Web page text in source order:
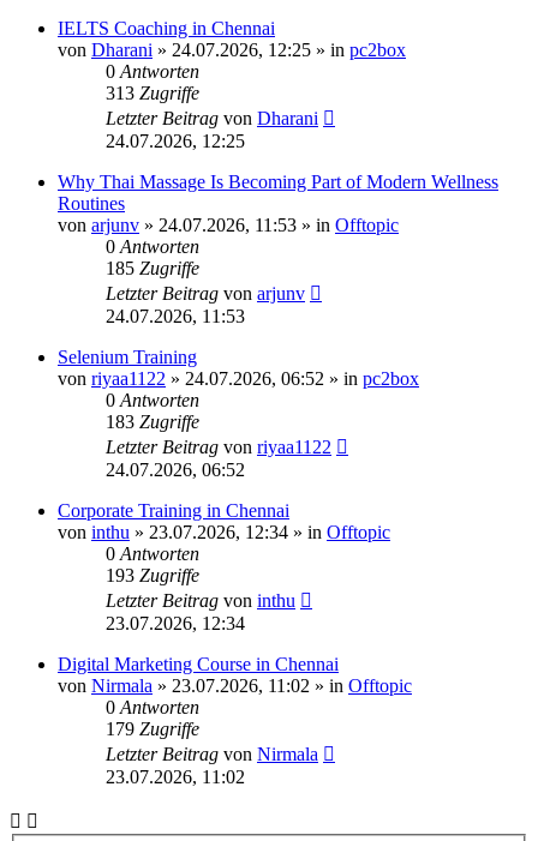
IELTS Coaching in Chennai
von Dharani » 24.07.2026, 12:25 » in pc2box
0 Antworten
313 Zugriffe
Letzter Beitrag von Dharani
24.07.2026, 12:25
Why Thai Massage Is Becoming Part of Modern Wellness
Routines
von arjunv » 24.07.2026, 11:53 » in Offtopic
0 Antworten
185 Zugriffe
Letzter Beitrag von arjunv
24.07.2026, 11:53
Selenium Training
von riyaa1122 » 24.07.2026, 06:52 » in pc2box
0 Antworten
183 Zugriffe
Letzter Beitrag von riyaa1122
24.07.2026, 06:52
Corporate Training in Chennai
von inthu » 23.07.2026, 12:34 » in Offtopic
0 Antworten
193 Zugriffe
Letzter Beitrag von inthu
23.07.2026, 12:34
Digital Marketing Course in Chennai
von Nirmala » 23.07.2026, 11:02 » in Offtopic
0 Antworten
179 Zugriffe
Letzter Beitrag von Nirmala
23.07.2026, 11:02